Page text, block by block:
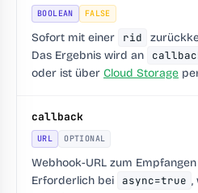
BOOLEAN FALSE
Sofort mit einer rid
Das Ergebnis wird an
oder ist über Cloud Storage
callback
URL OPTIONAL
Webhook-URL zum
Erforderlich bei async=true ,